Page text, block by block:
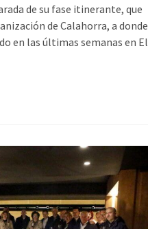
de su fase itinerante, que
de Calahorra, a donde
en las últimas semanas en El